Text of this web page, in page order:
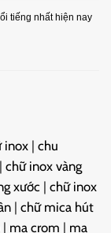
tiếng nhất hiện nay
inox | chu
| chữ inox vàng
xước | chữ inox
| chữ mica hút
| mạ crom | mạ